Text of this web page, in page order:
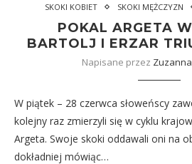
SKOKI KOBIET SKOKI MĘŻCZYZN
POKAL ARGETA
BARTOLJ I ERZAR
Napisane przez
W piątek – 28 czerwca słoweńscy
kolejny raz zmierzyli się w cyklu
Argeta. Swoje skoki oddawali oni na
dokładniej mówiąc…